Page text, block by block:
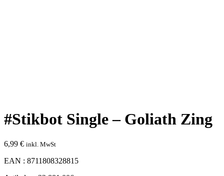
#Stikbot Single – Goliath Zing
6,99 € inkl. MwSt
EAN : 8711808328815